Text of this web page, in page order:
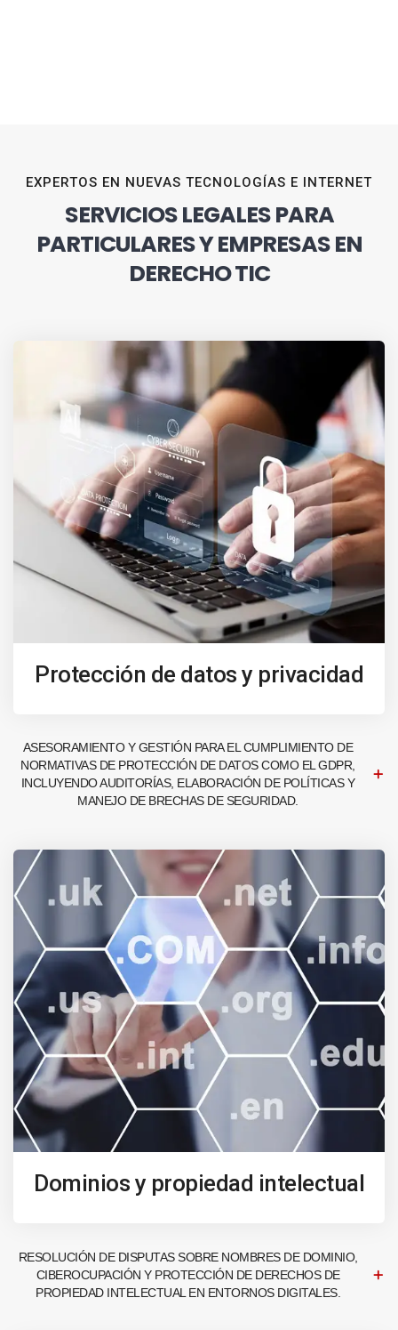
EXPERTOS EN NUEVAS TECNOLOGÍAS E INTERNET
SERVICIOS LEGALES PARA
PARTICULARES Y EMPRESAS EN
DERECHO TIC
Protección de datos y privacidad
ASESORAMIENTO Y GESTIÓN PARA EL CUMPLIMIENTO DE
NORMATIVAS DE PROTECCIÓN DE DATOS COMO EL GDPR,
INCLUYENDO AUDITORÍAS, ELABORACIÓN DE POLÍTICAS Y
MANEJO DE BRECHAS DE SEGURIDAD.
Dominios y propiedad intelectual
RESOLUCIÓN DE DISPUTAS SOBRE NOMBRES DE DOMINIO,
CIBEROCUPACIÓN Y PROTECCIÓN DE DERECHOS DE
PROPIEDAD INTELECTUAL EN ENTORNOS DIGITALES.